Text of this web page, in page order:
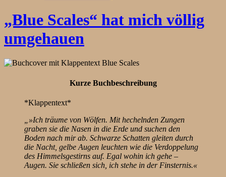
„Blue Scales“ hat mich völlig
umgehauen
Kurze Buchbeschreibung
*Klappentext*
„»Ich träume von Wölfen. Mit hechelnden Zungen
graben sie die Nasen in die Erde und suchen den
Boden nach mir ab. Schwarze Schatten gleiten durch
die Nacht, gelbe Augen leuchten wie die Verdoppelung
des Himmelsgestirns auf. Egal wohin ich gehe –
Augen. Sie schließen sich, ich stehe in der Finsternis.«